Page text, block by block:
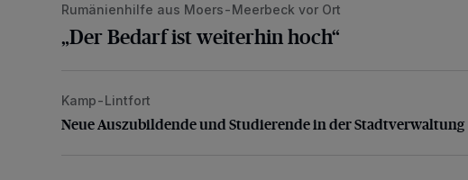
Rumänienhilfe aus Moers-Meerbeck vor Ort
„Der Bedarf ist weiterhin hoch“
Neue Auszubildende und Studierende in der Stadtverwaltung
Kamp-Lintfort
Neue Auszubildende und Studierende in der Stadtverwaltung